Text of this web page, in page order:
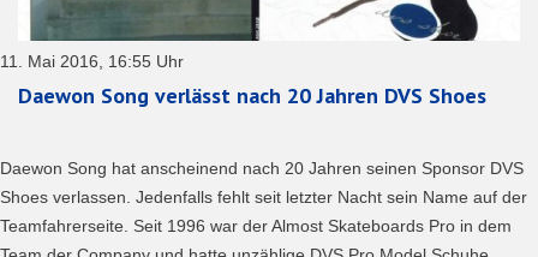
11. Mai 2016, 16:55 Uhr
Daewon Song verlässt nach 20 Jahren DVS Shoes
Daewon Song hat anscheinend nach 20 Jahren seinen Sponsor DVS
Shoes verlassen. Jedenfalls fehlt seit letzter Nacht sein Name auf der
Teamfahrerseite. Seit 1996 war der Almost Skateboards Pro in dem